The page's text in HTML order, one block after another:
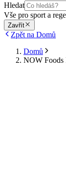
Hledat
Vše pro sport a
Zavřít
Zpět na Domů
Domů
NOW Foods